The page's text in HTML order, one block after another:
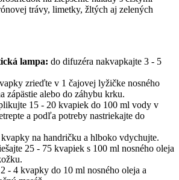
trávy, limetky, žltých aj zelených
lampa: do difuzéra nakvapkajte 3 - 5
zrieďte v 1 čajovej lyžičke nosného
zápästie alebo do záhybu krku.
15 - 20 kvapiek do 100 ml vody v
a podľa potreby nastriekajte do
kvapky na handričku a hlboko vdychujte.
25 - 75 kvapiek s 100 ml nosného oleja
- 4 kvapky do 10 ml nosného oleja a